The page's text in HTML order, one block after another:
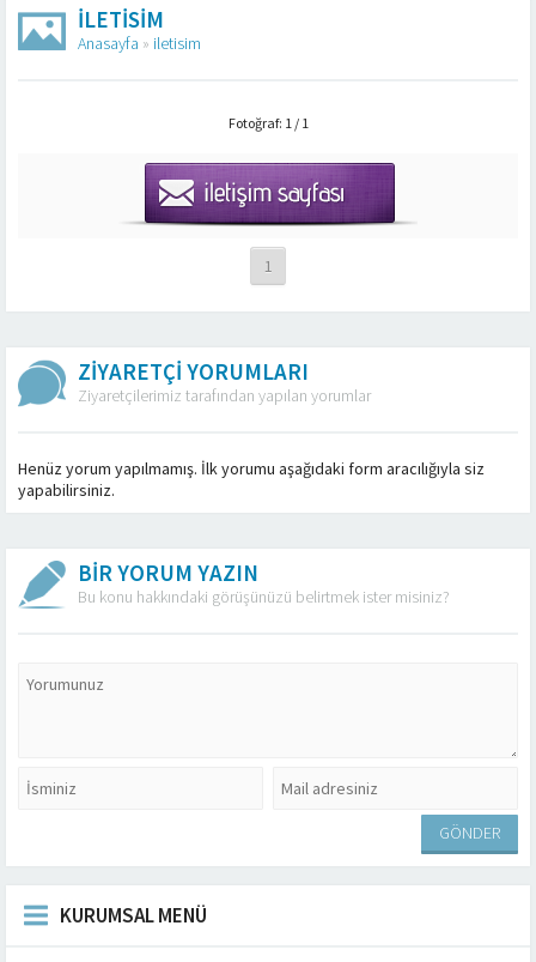
ILETISIM
Anasayfa » iletisim
Fotoğraf: 1 / 1
1
ZİYARETÇİ YORUMLARI
Ziyaretçilerimiz tarafından yapılan yorumlar
Henüz yorum yapılmamış. İlk yorumu aşağıdaki form aracılığıyla siz
yapabilirsiniz.
BİR YORUM YAZIN
Bu konu hakkındaki görüşünüzü belirtmek ister misiniz?
KURUMSAL MENÜ